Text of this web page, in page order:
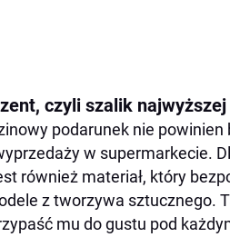
czyli szalik
podarunek nie
w supermarkecie.
również materiał, który
z tworzywa sztucznego.
mu do gustu pod